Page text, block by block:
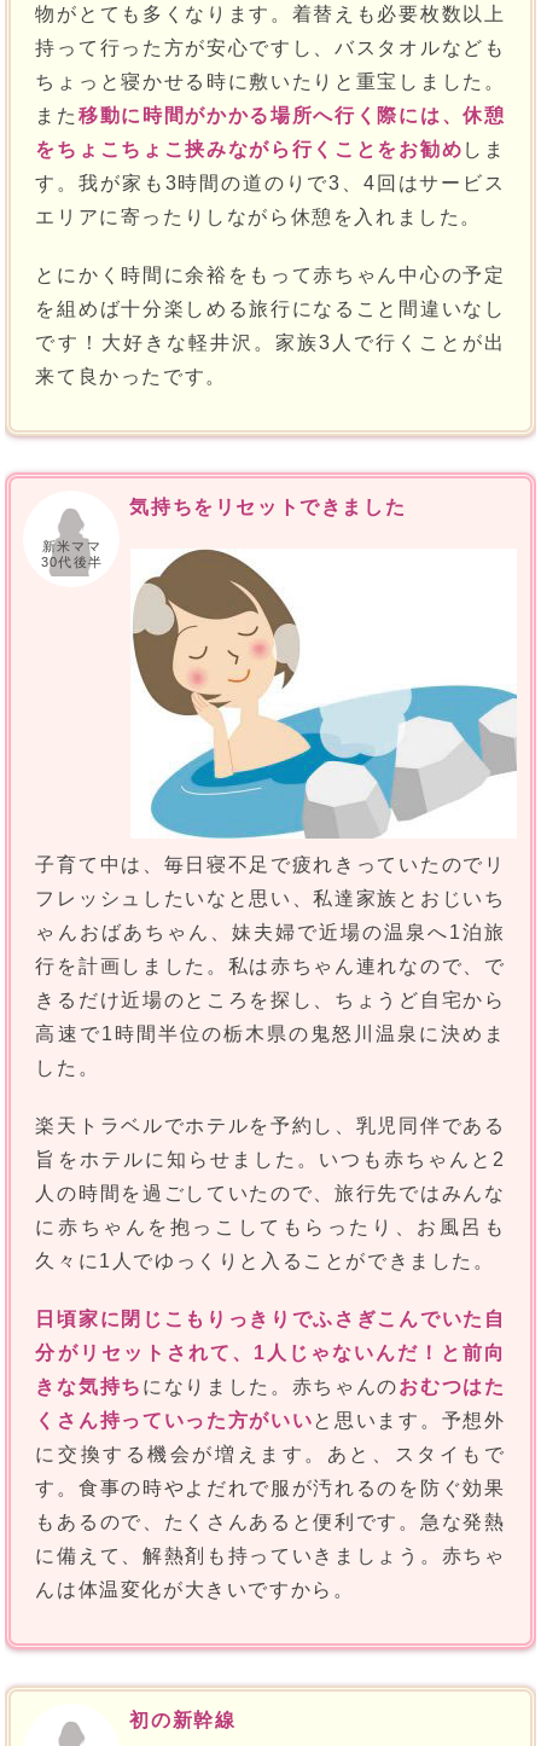
物がとても多くなります。着替えも必要枚数以上
持って行った方が安心ですし、バスタオルなども
ちょっと寝かせる時に敷いたりと重宝しました。
また 移動に時間がかかる場所へ行く際には、休憩
をちょこちょこ挟みながら行くことをお勧め しま
す。我が家も3時間の道のりで3、4回はサービス
エリアに寄ったりしながら休憩を入れました。
とにかく時間に余裕をもって赤ちゃん中心の予定
を組めば十分楽しめる旅行になること間違いなし
です！大好きな軽井沢。家族3人で行くことが出
来て良かったです。
新米ママ
30代後半
気持ちをリセットできました
子育て中は、毎日寝不足で疲れきっていたのでリ
フレッシュしたいなと思い、私達家族とおじいち
ゃんおばあちゃん、妹夫婦で近場の温泉へ1泊旅
行を計画しました。私は赤ちゃん連れなので、で
きるだけ近場のところを探し、ちょうど自宅から
高速で1時間半位の栃木県の鬼怒川温泉に決めま
した。
楽天トラベルでホテルを予約し、乳児同伴である
旨をホテルに知らせました。いつも赤ちゃんと2
人の時間を過ごしていたので、旅行先ではみんな
に赤ちゃんを抱っこしてもらったり、お風呂も
久々に1人でゆっくりと入ることができました。
日頃家に閉じこもりっきりでふさぎこんでいた自
分がリセットされて、1人じゃないんだ！と前向
きな気持ち になりました。赤ちゃんのおむつはた
くさん持っていった方がいいと思います。予想外
に交換する機会が増えます。あと、スタイもで
す。食事の時やよだれで服が汚れるのを防ぐ効果
もあるので、たくさんあると便利です。急な発熱
に備えて、解熱剤も持っていきましょう。赤ちゃ
んは体温変化が大きいですから。
初の新幹線